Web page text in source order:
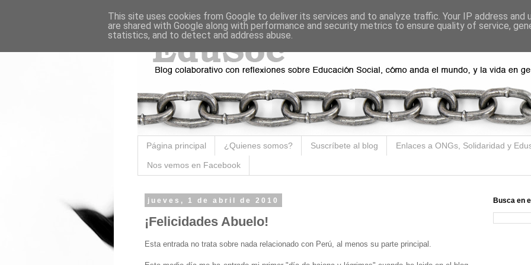
Página principal ¿Quienes somos? Suscríbete al blog Enlaces a ONGs, Solidaridad y
Nos vemos en Facebook
jueves, 1 de abril de 2010
¡Felicidades Abuelo!
Esta entrada no trata sobre nada relacionado con Perú, al menos su parte principal.
Busca en
This site uses cookies from Google to deliver its services and to analyze traffic. Your IP address and
are shared with Google along with performance and security metrics to ensure quality of service,
statistics, and to detect and address abuse.